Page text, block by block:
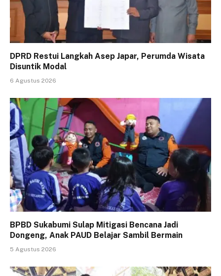
DPRD Restui Langkah Asep Japar, Perumda Wisata
Disuntik Modal
6 Agustus 2026
BPBD Sukabumi Sulap Mitigasi Bencana Jadi
Dongeng, Anak PAUD Belajar Sambil Bermain
5 Agustus 2026